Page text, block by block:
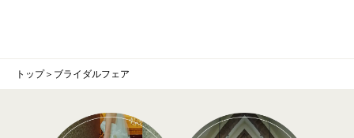
トップ＞ ブライダルフェア